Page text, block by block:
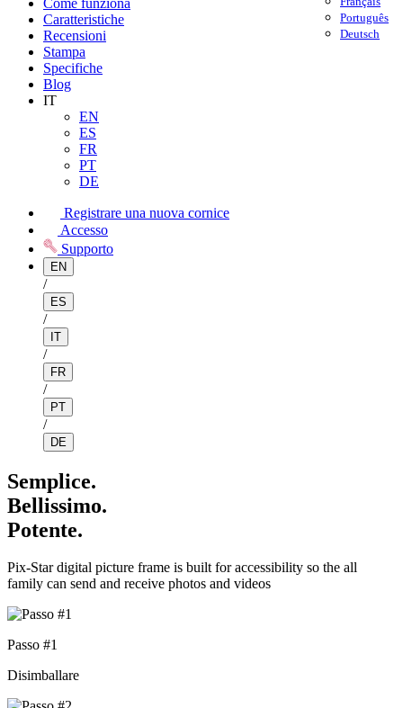
Português
Deutsch
Caratteristiche
Recensioni
Stampa
Specifiche
Blog
IT
EN
ES
FR
PT
DE
Registrare una nuova cornice
Accesso
Supporto
EN
/
ES
/
IT
/
FR
/
PT
/
DE
Semplice.
Bellissimo.
Potente.
Pix-Star digital picture frame is built for accessibility so the all
family can send and receive photos and videos
Passo #1
Disimballare